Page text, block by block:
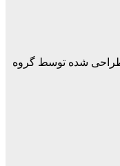
شده توسط گروه